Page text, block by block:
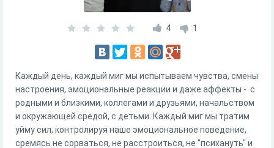
4 1
Каждый день, каждый миг мы испытываем чувства, смены
настроения, эмоциональные реакции и даже аффекты - с
родными и близкими, коллегами и друзьями, начальством
и окружающей средой, с детьми. Каждый миг мы тратим
уйму сил, контролируя наше эмоциональное поведение,
сремясь не сорваться, не расстроиться, не "психануть" и